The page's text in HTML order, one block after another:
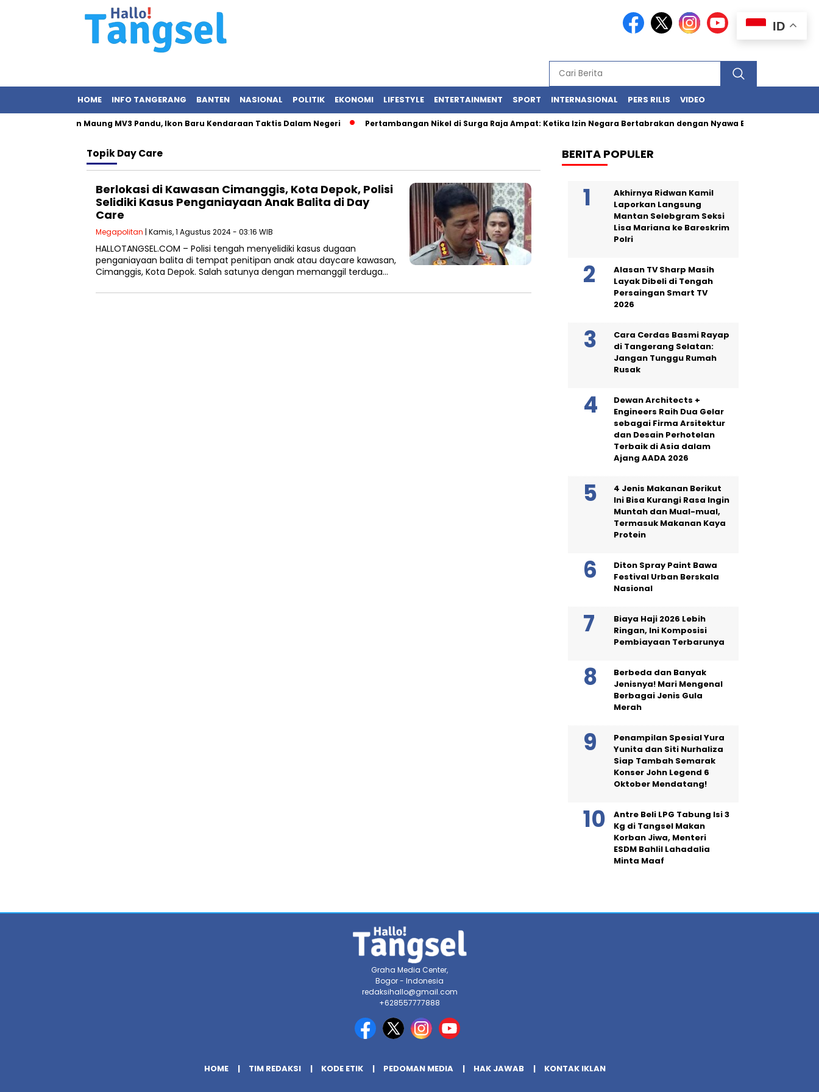
HOME INFO TANGERANG BANTEN NASIONAL POLITIK EKONOMI LIFESTYLE ENTERTAINMENT SPORT INTERNASIONAL PERS RILIS VIDEO
Resmikan Maung MV3 Pandu, Ikon Baru Kendaraan Taktis Dalam Negeri Pertambangan Nikel di Surga Raja Ampat: Ketika Izin Negara Bertabrakan dengan Nyawa Ekosistem Laut
TopikDay Care
Berlokasi di Kawasan Cimanggis, Kota Depok, Polisi
Selidiki Kasus Penganiayaan Anak Balita di Day
Care
Megapolitan | Kamis, 1 Agustus 2024 - 03:16 WIB
HALLOTANGSEL.COM – Polisi tengah menyelidiki kasus dugaan
penganiayaan balita di tempat penitipan anak atau daycare kawasan,
Cimanggis, Kota Depok. Salah satunya dengan memanggil terduga…
BERITA POPULER
Akhirnya Ridwan Kamil
Laporkan Langsung
Mantan Selebgram Seksi
Lisa Mariana ke Bareskrim
Polri
Alasan TV Sharp Masih
Layak Dibeli di Tengah
Persaingan Smart TV
2026
Cara Cerdas Basmi Rayap
di Tangerang Selatan:
Jangan Tunggu Rumah
Rusak
Dewan Architects +
Engineers Raih Dua Gelar
sebagai Firma Arsitektur
dan Desain Perhotelan
Terbaik di Asia dalam
Ajang AADA 2026
4 Jenis Makanan Berikut
Ini Bisa Kurangi Rasa Ingin
Muntah dan Mual-mual,
Termasuk Makanan Kaya
Protein
Diton Spray Paint Bawa
Festival Urban Berskala
Nasional
Biaya Haji 2026 Lebih
Ringan, Ini Komposisi
Pembiayaan Terbarunya
Berbeda dan Banyak
Jenisnya! Mari Mengenal
Berbagai Jenis Gula
Merah
Penampilan Spesial Yura
Yunita dan Siti Nurhaliza
Siap Tambah Semarak
Konser John Legend 6
Oktober Mendatang!
Antre Beli LPG Tabung Isi 3
Kg di Tangsel Makan
Korban Jiwa, Menteri
ESDM Bahlil Lahadalia
Minta Maaf
ID
Graha Media Center,
Bogor - Indonesia
redaksihallo@gmail.com
+628557777888
HOME TIM REDAKSI KODE ETIK PEDOMAN MEDIA HAK JAWAB KONTAK IKLAN